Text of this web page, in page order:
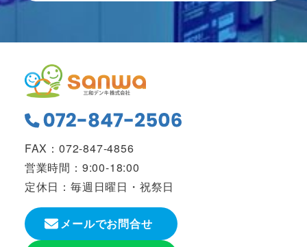
FAX：072-847-4856
営業時間：9:00-18:00
定休日：毎週日曜日・祝祭日
メールでお問合せ